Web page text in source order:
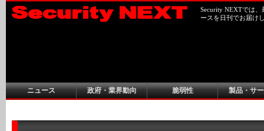
Security NEXTでは
ースを日刊でお届け
ニュース 政府・業界動向 脆弱性 製品・サ